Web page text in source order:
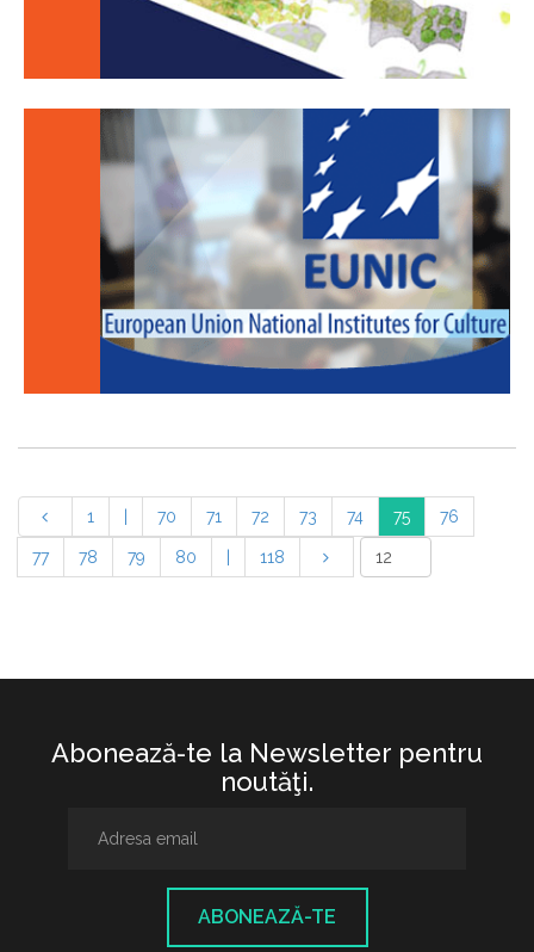
1 70 71 72 73 74 75 76
77 78 79 80 118
Abonează-te la Newsletter pentru
noutăţi.
ABONEAZĂ-TE